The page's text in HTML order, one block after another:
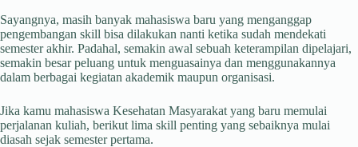
Sayangnya, masih banyak mahasiswa baru yang menganggap
pengembangan skill bisa dilakukan nanti ketika sudah mendekati
semester akhir. Padahal, semakin awal sebuah keterampilan dipelajari,
semakin besar peluang untuk menguasainya dan menggunakannya
dalam berbagai kegiatan akademik maupun organisasi.
Jika kamu mahasiswa Kesehatan Masyarakat yang baru memulai
perjalanan kuliah, berikut lima skill penting yang sebaiknya mulai
diasah sejak semester pertama.